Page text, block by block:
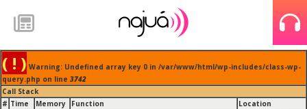
( ! ) Warning: Undefined array key 0 in /var/www/html/wp-includes/class-wp-
query.php on line 3742
Call Stack
# Time Memory Function
Location